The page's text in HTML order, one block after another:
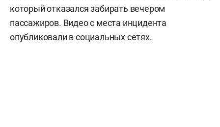
который отказался забирать вечером
пассажиров. Видео с места инцидента
опубликовали в социальных сетях.